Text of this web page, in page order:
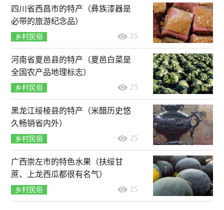
四川省西昌市的特产（彝族漆器是
必带的旅游纪念品）
乡村民俗 25
河南省夏邑县的特产（夏邑白菜是
全国农产品地理标志）
乡村民俗 25
黑龙江绥棱县的特产（米醋历史悠
久畅销省内外）
乡村民俗 25
广西崇左市的特色水果（扶绥甘
蔗、上龙西瓜都很有名气）
乡村民俗 25